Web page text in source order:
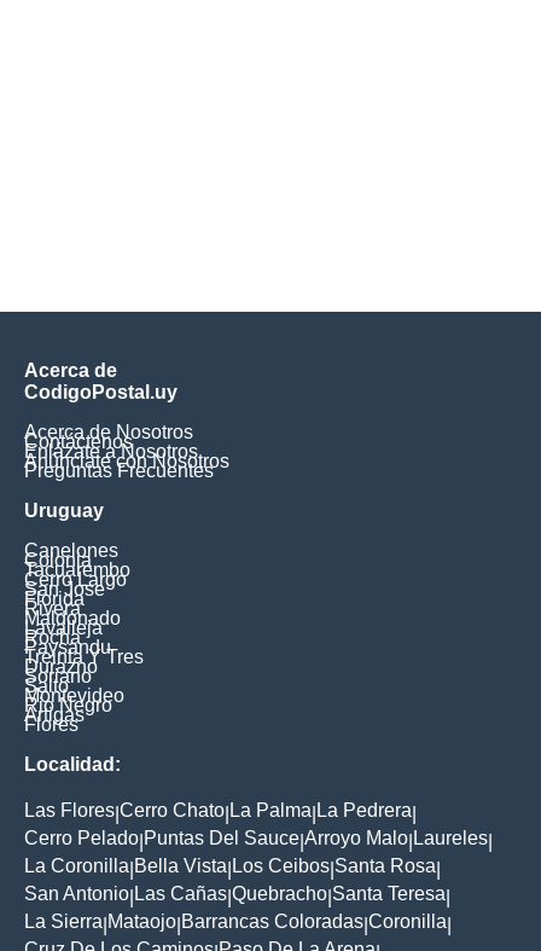
Acerca de
CodigoPostal.uy
Acerca de Nosotros
Contáctenos
Enlázate a Nosotros
Anúnciate con Nosotros
Preguntas Frecuentes
Uruguay
Canelones
Colonia
Tacuarembo
Cerro Largo
San Jose
Florida
Rivera
Maldonado
Lavalleja
Rocha
Paysandu
Treinta Y Tres
Durazno
Soriano
Salto
Montevideo
Rio Negro
Artigas
Flores
Localidad:
Las Flores Cerro Chato La Palma La Pedrera
Cerro Pelado Puntas Del Sauce Arroyo Malo Laureles
La Coronilla Bella Vista Los Ceibos Santa Rosa
San Antonio Las Cañas Quebracho Santa Teresa
La Sierra Mataojo Barrancas Coloradas Coronilla